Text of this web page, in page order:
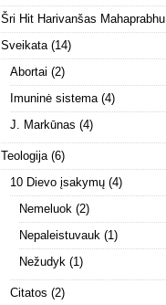
Šri Hit Harivanšas Mahaprabhu
Sveikata (14)
Abortai (2)
Imuninė sistema (4)
J. Markūnas (4)
Teologija (6)
10 Dievo įsakymų (4)
Nemeluok (2)
Nepaleistuvauk (1)
Nežudyk (1)
Citatos (2)